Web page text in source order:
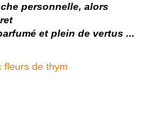
personnelle, alors
et plein de vertus ...